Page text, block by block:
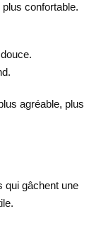
confortable.
agréable, plus
qui gâchent une